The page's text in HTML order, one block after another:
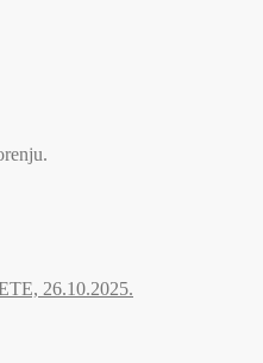
26.10.2025.